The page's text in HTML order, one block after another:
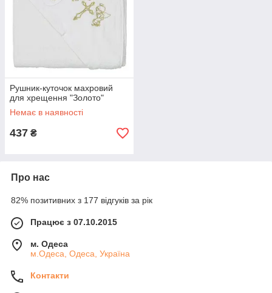
Рушник-куточок махровий
для хрещення "Золото"
Немає в наявності
437 ₴
Про нас
82% позитивних з 177 відгуків за рік
Працює з 07.10.2015
м. Одеса
м.Одеса, Одеса, Україна
Контакти